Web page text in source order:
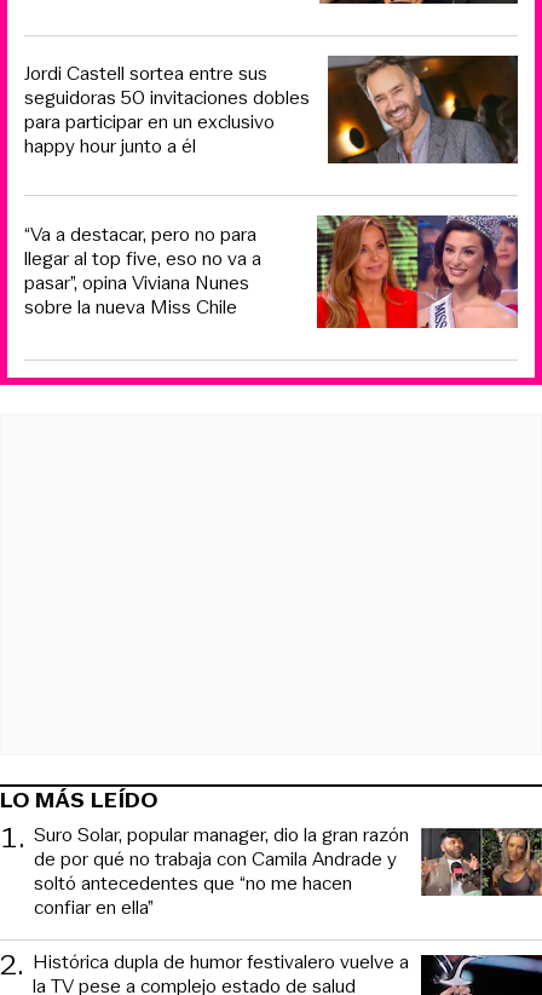
Jordi Castell sortea entre sus
seguidoras 50 invitaciones dobles
para participar en un exclusivo
happy hour junto a él
“Va a destacar, pero no para
llegar al top five, eso no va a
pasar”, opina Viviana Nunes
sobre la nueva Miss Chile
LO MÁS LEÍDO
1. Suro Solar, popular manager, dio la gran razón
de por qué no trabaja con Camila Andrade y
soltó antecedentes que “no me hacen
confiar en ella”
2. Histórica dupla de humor festivalero vuelve a
la TV pese a complejo estado de salud